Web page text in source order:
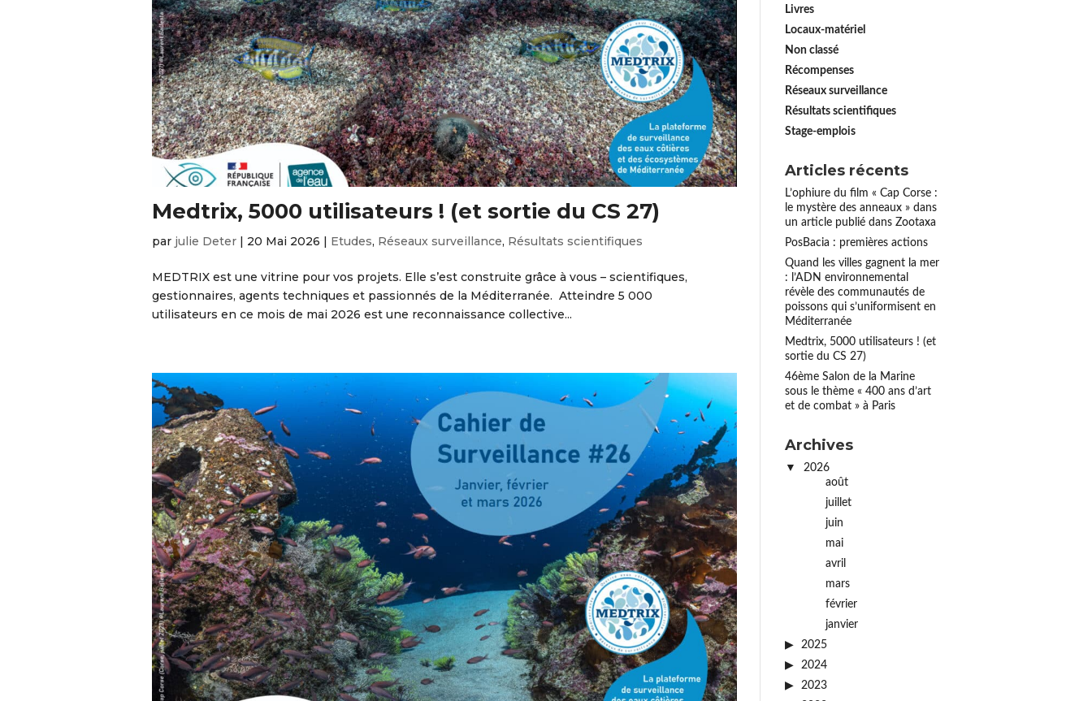
Medtrix, 5000 utilisateurs ! (et sortie du CS 27)
par julie Deter | 20 Mai 2026 | Etudes, Réseaux surveillance, Résultats scientifiques
MEDTRIX est une vitrine pour vos projets. Elle s’est construite grâce à vous – scientifiques,
gestionnaires, agents techniques et passionnés de la Méditerranée. Atteindre 5 000
utilisateurs en ce mois de mai 2026 est une reconnaissance collective...
Livres
Locaux-matériel
Non classé
Récompenses
Réseaux surveillance
Résultats scientifiques
Stage-emplois
Articles récents
L’ophiure du film « Cap Corse :
le mystère des anneaux » dans
un article publié dans Zootaxa
PosBacia : premières actions
Quand les villes gagnent la mer
: l’ADN environnemental
révèle des communautés de
poissons qui s’uniformisent en
Méditerranée
Medtrix, 5000 utilisateurs ! (et
sortie du CS 27)
46ème Salon de la Marine
sous le thème « 400 ans d’art
et de combat » à Paris
Archives
2026
août
juillet
juin
mai
avril
mars
février
janvier
2025
2024
2023